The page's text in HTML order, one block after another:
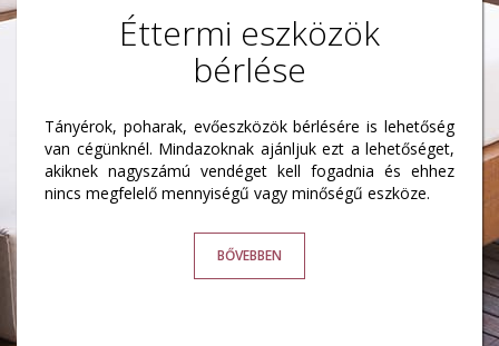
Éttermi eszközök
bérlése
Tányérok, poharak, evőeszközök bérlésére is lehetőség
van cégünknél. Mindazoknak ajánljuk ezt a lehetőséget,
akiknek nagyszámú vendéget kell fogadnia és ehhez
nincs megfelelő mennyiségű vagy minőségű eszköze.
BŐVEBBEN